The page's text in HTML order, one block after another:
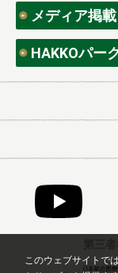
メディア掲載
HAKKOパー
このウェブサイトで